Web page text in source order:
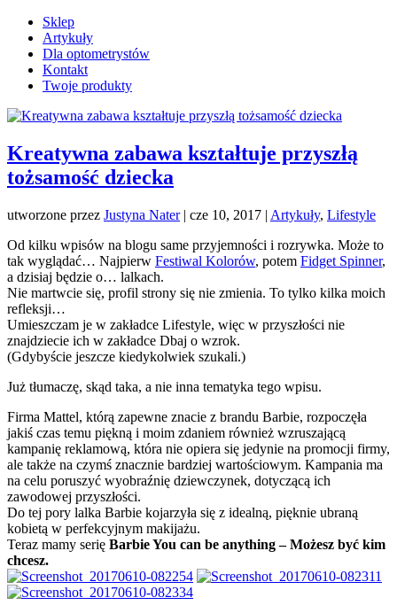
Sklep
Artykuły
Dla optometrystów
Kontakt
Twoje produkty
Kreatywna zabawa kształtuje przyszłą
tożsamość dziecka
utworzone przez Justyna Nater| cze 10, 2017 | Artykuły, Lifestyle
Od kilku wpisów na blogu same przyjemności i rozrywka. Może to
tak wyglądać… Najpierw Festiwal Kolorów, potem Fidget Spinner,
a dzisiaj będzie o… lalkach.
Nie martwcie się, profil strony się nie zmienia. To tylko kilka moich
refleksji…
Umieszczam je w zakładce Lifestyle, więc w przyszłości nie
znajdziecie ich w zakładce Dbaj o wzrok.
(Gdybyście jeszcze kiedykolwiek szukali.)
Już tłumaczę, skąd taka, a nie inna tematyka tego wpisu.
Firma Mattel, którą zapewne znacie z brandu Barbie, rozpoczęła
jakiś czas temu piękną i moim zdaniem również wzruszającą
kampanię reklamową, która nie opiera się jedynie na promocji firmy,
ale także na czymś znacznie bardziej wartościowym. Kampania ma
na celu poruszyć wyobraźnię dziewczynek, dotyczącą ich
zawodowej przyszłości.
Do tej pory lalka Barbie kojarzyła się z idealną, pięknie ubraną
kobietą w perfekcyjnym makijażu.
Teraz mamy serię Barbie You can be anything – Możesz być kim
chcesz.